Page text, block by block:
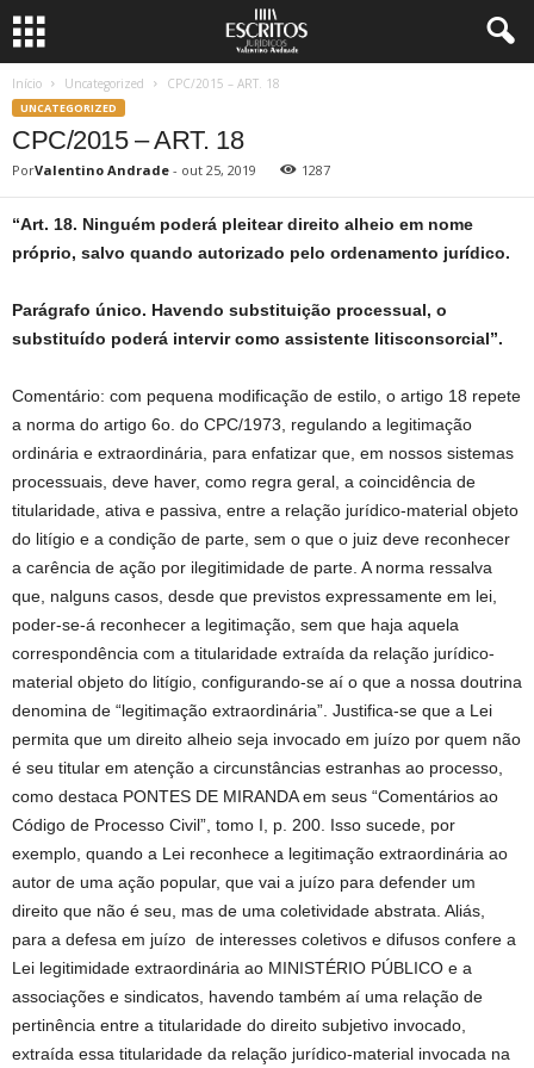
Início Uncategorized CPC/2015 – ART. 18
UNCATEGORIZED
CPC/2015 – ART. 18
PorValentino Andrade - out 25, 2019 1287
“Art. 18. Ninguém poderá pleitear direito alheio em nome
próprio, salvo quando autorizado pelo ordenamento jurídico.
Parágrafo único. Havendo substituição processual, o
substituído poderá intervir como assistente litisconsorcial”.
Comentário: com pequena modificação de estilo, o artigo 18 repete
a norma do artigo 6o. do CPC/1973, regulando a legitimação
ordinária e extraordinária, para enfatizar que, em nossos sistemas
processuais, deve haver, como regra geral, a coincidência de
titularidade, ativa e passiva, entre a relação jurídico-material objeto
do litígio e a condição de parte, sem o que o juiz deve reconhecer
a carência de ação por ilegitimidade de parte. A norma ressalva
que, nalguns casos, desde que previstos expressamente em lei,
poder-se-á reconhecer a legitimação, sem que haja aquela
correspondência com a titularidade extraída da relação jurídico-
material objeto do litígio, configurando-se aí o que a nossa doutrina
denomina de “legitimação extraordinária”. Justifica-se que a Lei
permita que um direito alheio seja invocado em juízo por quem não
é seu titular em atenção a circunstâncias estranhas ao processo,
como destaca PONTES DE MIRANDA em seus “Comentários ao
Código de Processo Civil”, tomo I, p. 200. Isso sucede, por
exemplo, quando a Lei reconhece a legitimação extraordinária ao
autor de uma ação popular, que vai a juízo para defender um
direito que não é seu, mas de uma coletividade abstrata. Aliás,
para a defesa em juízo de interesses coletivos e difusos confere a
Lei legitimidade extraordinária ao MINISTÉRIO PÚBLICO e a
associações e sindicatos, havendo também aí uma relação de
pertinência entre a titularidade do direito subjetivo invocado,
extraída essa titularidade da relação jurídico-material invocada na